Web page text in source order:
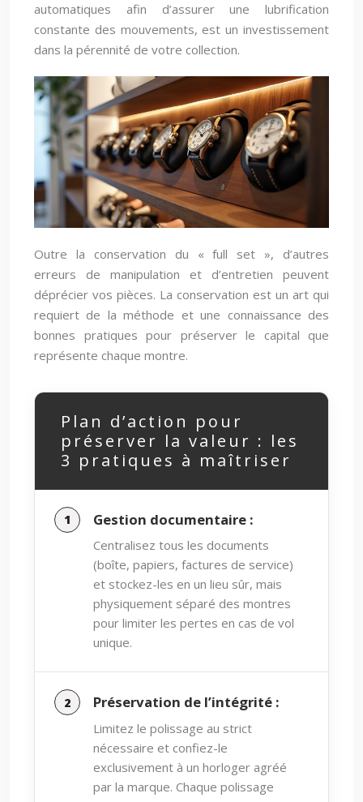
automatiques afin d’assurer une lubrification
constante des mouvements, est un investissement
dans la pérennité de votre collection.
Outre la conservation du « full set », d’autres
erreurs de manipulation et d’entretien peuvent
déprécier vos pièces. La conservation est un art qui
requiert de la méthode et une connaissance des
bonnes pratiques pour préserver le capital que
représente chaque montre.
Plan d’action pour
préserver la valeur : les
3 pratiques à maîtriser
Gestion documentaire :
Centralisez tous les documents
(boîte, papiers, factures de service)
et stockez-les en un lieu sûr, mais
physiquement séparé des montres
pour limiter les pertes en cas de vol
unique.
Préservation de l’intégrité :
Limitez le polissage au strict
nécessaire et confiez-le
exclusivement à un horloger agréé
par la marque. Chaque polissage